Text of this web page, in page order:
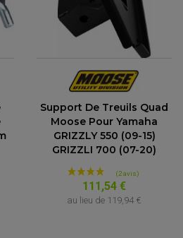
Support De Treuils Quad
Moose Pour Yamaha
GRIZZLY 550 (09-15)
GRIZZLI 700 (07-20)
111,54 €
au lieu de 119,94 €